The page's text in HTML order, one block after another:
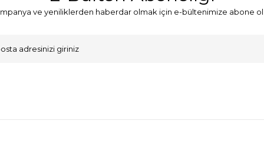
ve yeniliklerden haberdar olmak için e-bültenimize abone